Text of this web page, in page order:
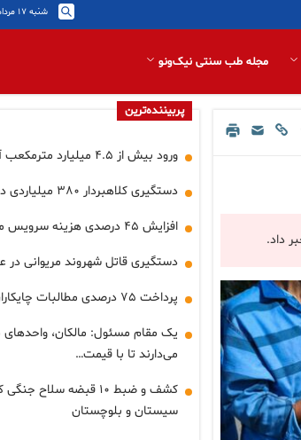
شنبه ۱۷ مرداد ۱۴۰۵
مجله طب سنتی نیک‌ونو
پربیننده‌ترین
ورود بیش از ۴.۵ میلیارد مترمکعب آب به دریاچه ارومیه
دستگیری کلاهبردار ۳۸۰ میلیاردی در استان مرکزی
افزایش ۴۵ درصدی هزینه سرویس مدارس در استان البرز
دستگیری قاتل شهروند مریوانی
پرداخت ۷۵ درصدی مطالبات چایکاران
یک مقام مسئول: مالکان، واحدهای
می‌دارند تا با قیمت…
کشف و ضبط ۱۰ قبضه
سیستان و بلوچستان